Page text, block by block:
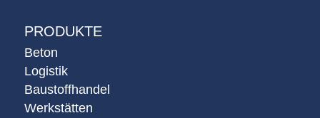
PRODUKTE
Beton
Logistik
Baustoffhandel
Werkstätten